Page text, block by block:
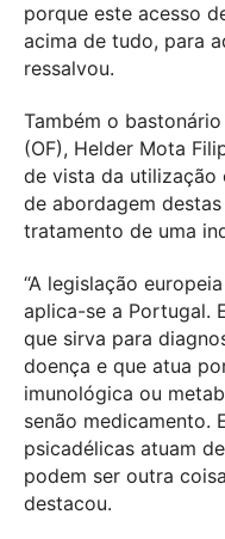
porque este acesso
acima de tudo, para
ressalvou.
Também o
(OF), Helder Mota
de vista da utilização
de abordagem
tratamento de uma
“A legislação
aplica-se a Portugal.
que sirva para
doença e que atua
imunológica ou
senão medicamento.
psicadélicas atuam
podem ser outra
destacou.